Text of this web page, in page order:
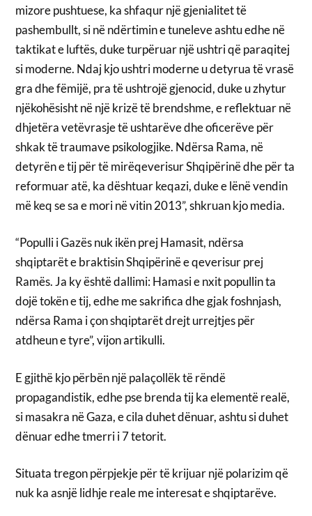
mizore pushtuese, ka shfaqur një gjenialitet të
pashembullt, si në ndërtimin e tuneleve ashtu edhe në
taktikat e luftës, duke turpëruar një ushtri që paraqitej
si moderne. Ndaj kjo ushtri moderne u detyrua të vrasë
gra dhe fëmijë, pra të ushtrojë gjenocid, duke u zhytur
njëkohësisht në një krizë të brendshme, e reflektuar në
dhjetëra vetëvrasje të ushtarëve dhe oficerëve për
shkak të traumave psikologjike. Ndërsa Rama, në
detyrën e tij për të mirëqeverisur Shqipërinë dhe për ta
reformuar atë, ka dështuar keqazi, duke e lënë vendin
më keq se sa e mori në vitin 2013”, shkruan kjo media.
“Populli i Gazës nuk ikën prej Hamasit, ndërsa
shqiptarët e braktisin Shqipërinë e qeverisur prej
Ramës. Ja ky është dallimi: Hamasi e nxit popullin ta
dojë tokën e tij, edhe me sakrifica dhe gjak foshnjash,
ndërsa Rama i çon shqiptarët drejt urrejtjes për
atdheun e tyre”, vijon artikulli.
E gjithë kjo përbën një palaçollëk të rëndë
propagandistik, edhe pse brenda tij ka elementë realë,
si masakra në Gaza, e cila duhet dënuar, ashtu si duhet
dënuar edhe tmerri i 7 tetorit.
Situata tregon përpjekje për të krijuar një polarizim që
nuk ka asnjë lidhje reale me interesat e shqiptarëve.